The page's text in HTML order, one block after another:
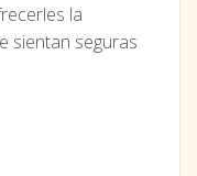
la
sientan seguras